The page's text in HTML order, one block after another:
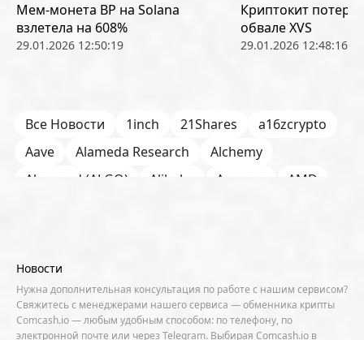
Мем-монета BP на Solana
взлетела на 608%
29.01.2026 12:50:19
Криптокит
обвале XVS
29.01.2026 12:48:16
Все Новости 1inch 21Shares
a16zcrypto
Aave
Alameda Research
Alchemy
Algorand (ALGO)
Alibaba Amazon
AMD
Aster
Binance
BIS Bitcoin Core
Bitcoin Pizza Day
Bitfarms
Bitfinex Bitget
Bithumb
Новости
Нужна дополнительная консультация по работе с нашим сервисом?
Свяжитесь с менеджерами нашего сервиса — обменника крипты
Comcash.io — любым удобным способом: по телефону, по
электронной почте или через Telegram. Выбирая Comcash.io в